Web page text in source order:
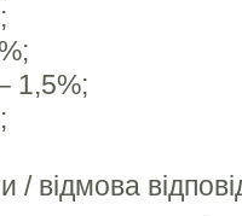
1,5%;
/ відмова